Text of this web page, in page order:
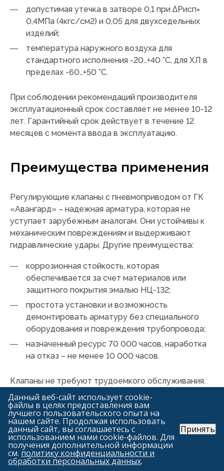
допустимая утечка в затворе 0,1 при ∆Рисп=
0,4МПа (4кгс/см2) и 0,05 для двухседельных
изделий;
температура наружного воздуха для
стандартного исполнения -20…+40 °C, для ХЛ в
пределах -60…+50 °C.
При соблюдении рекомендаций производителя
эксплуатационный срок составляет не менее 10-12
лет. Гарантийный срок действует в течение 12
месяцев с момента ввода в эксплуатацию.
Преимущества применения
Регулирующие клапаны с пневмоприводом от ГК
«Авангард» – надежная арматура, которая не
уступает зарубежным аналогам. Они устойчивы к
механическим повреждениям и выдерживают
гидравлические удары. Другие преимущества:
коррозионная стойкость, которая
обеспечивается за счет материалов или
защитного покрытия эмалью НЦ-132;
простота установки и возможность
демонтировать арматуру без специального
оборудования и повреждения трубопровода;
назначенный ресурс 70 000 часов, наработка
на отказ – не менее 10 000 часов.
Клапаны не требуют трудоемкого обслуживания.
Разнообразие моделей позволяет подобрать
оптимальный вариант для решения любых задач в
самых сложных ситуациях.
Данный веб-сайт использует cookie-
файлы в целях предоставления вам
лучшего пользовательского опыта на
нашем сайте. Продолжая использовать
данный сайт, вы соглашаетесь с
использованием нами cookie-файлов. Для
получения дополнительной информации
см. политику конфиденциальности и
обработки персональных данных.
Принять